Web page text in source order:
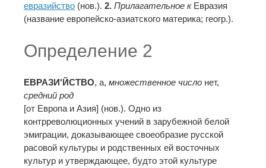
евразийство (нов.). 2. Прилагательное кЕвразия
(название европейско-азиатского материка; геогр.).
Определение 2
ЕВРАЗИ'ЙСТВО, а, множественное число нет,
средний род
[от Европа и Азия] (нов.). Одно из
контрреволюционных учений в зарубежной белой
эмиграции, доказывающее своеобразие русской
расовой культуры и родственных ей восточных
культур и утверждающее, будто этой культуре